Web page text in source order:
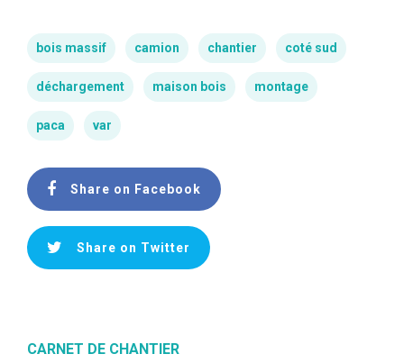
bois massif camion chantier coté sud
déchargement maison bois montage
paca var
Share on Facebook
Share on Twitter
CARNET DE CHANTIER